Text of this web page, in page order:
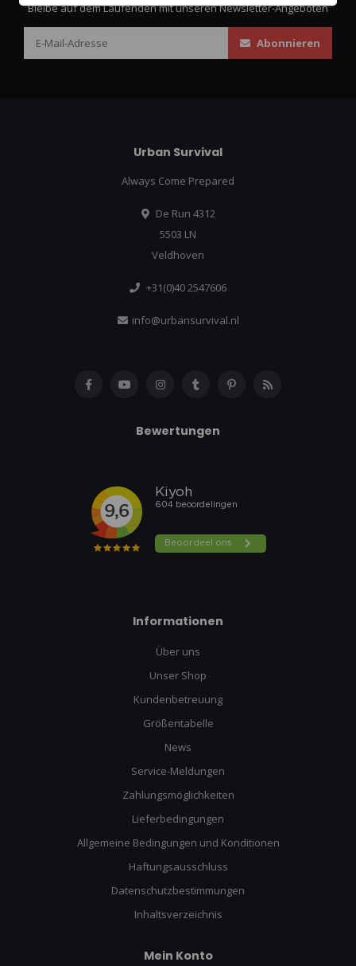
Bleibe auf dem Laufenden mit unseren Newsletter-Angeboten
Abonnieren
Urban Survival
Always Come Prepared
De Run 4312
5503 LN
Veldhoven
+31(0)40 2547606
info@urbansurvival.nl
Bewertungen
Informationen
Über uns
Unser Shop
Kundenbetreuung
Größentabelle
News
Service-Meldungen
Zahlungsmöglichkeiten
Lieferbedingungen
Allgemeine Bedingungen und Konditionen
Haftungsausschluss
Datenschutzbestimmungen
Inhaltsverzeichnis
Mein Konto